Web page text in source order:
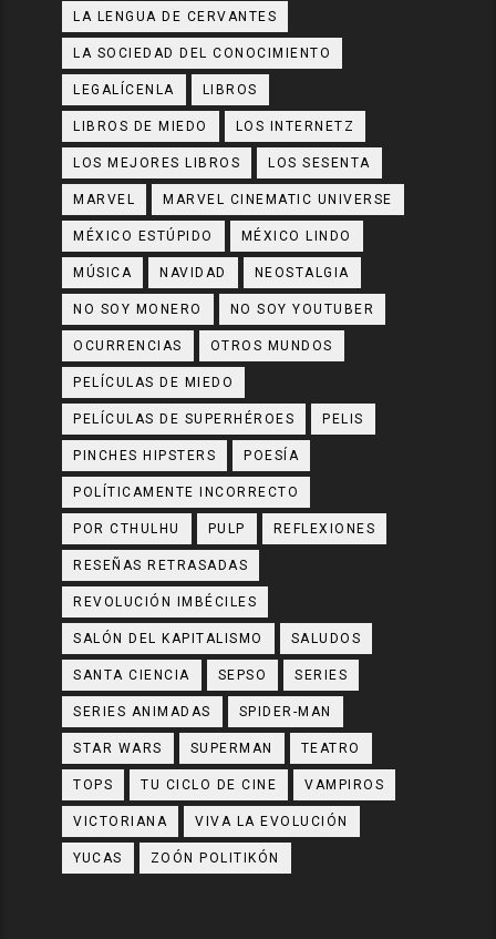
LA LENGUA DE CERVANTES
LA SOCIEDAD DEL CONOCIMIENTO
LEGALÍCENLA LIBROS
LIBROS DE MIEDO LOS INTERNETZ
LOS MEJORES LIBROS LOS SESENTA
MARVEL MARVEL CINEMATIC UNIVERSE
MÉXICO ESTÚPIDO MÉXICO LINDO
MÚSICA NAVIDAD NEOSTALGIA
NO SOY MONERO NO SOY YOUTUBER
OCURRENCIAS OTROS MUNDOS
PELÍCULAS DE MIEDO
PELÍCULAS DE SUPERHÉROES PELIS
PINCHES HIPSTERS POESÍA
POLÍTICAMENTE INCORRECTO
POR CTHULHU PULP REFLEXIONES
RESEÑAS RETRASADAS
REVOLUCIÓN IMBÉCILES
SALÓN DEL KAPITALISMO SALUDOS
SANTA CIENCIA SEPSO SERIES
SERIES ANIMADAS SPIDER-MAN
STAR WARS SUPERMAN TEATRO
TOPS TU CICLO DE CINE VAMPIROS
VICTORIANA VIVA LA EVOLUCIÓN
YUCAS ZOÓN POLITIKÓN